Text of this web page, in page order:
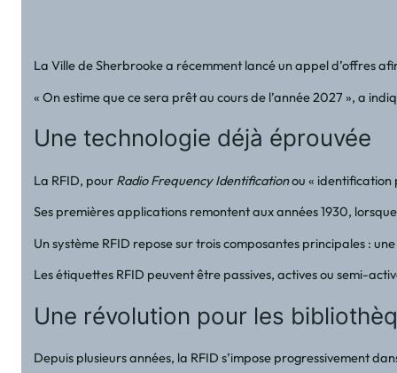
La Ville de Sherbrooke a récemment lancé un appel d’offres
« On estime que ce sera prêt au cours de l’année 2027 », a
Une technologie déjà éprouvée
La RFID, pour Radio Frequency Identificationou « identification
Ses premières applications remontent aux années 1930,
Un système RFID repose sur trois composantes principales :
Les étiquettes RFID peuvent être passives, actives ou semi-
Une révolution pour les
Depuis plusieurs années, la RFID s’impose progressivement